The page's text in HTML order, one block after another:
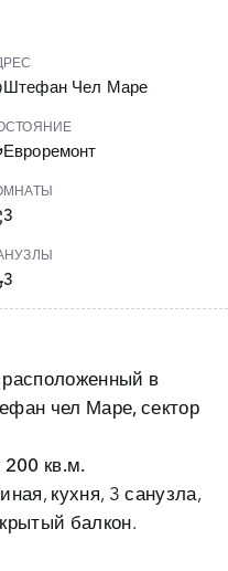
Штефан Чел Маре
Евроремонт
3
3
в
чел Маре, сектор
200 кв.м.
кухня, 3 санузла,
балкон.